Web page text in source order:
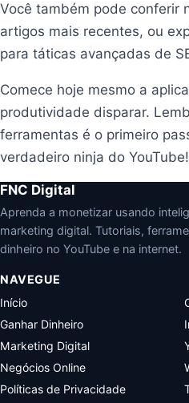
Você também pode conferir
artigos mais recentes, ou
para táticas avançadas de
Comece hoje mesmo a
produtividade disparar.
ferramentas é o primeiro
verdadeiro ninja do YouTube!
FNC Digital
Aprenda a monetizar usando
marketing digital. Tutoriais,
dinheiro no YouTube e na internet.
NAVEGUE
Início
Ganhar Dinheiro
Marketing Digital
Negócios Online
Políticas de Privacidade